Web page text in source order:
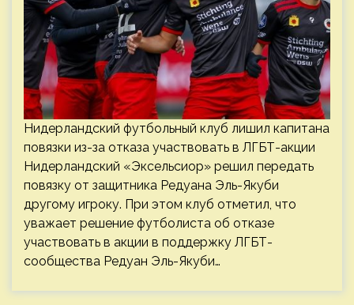
Нидерландский футбольный клуб лишил капитана
повязки из-за отказа участвовать в ЛГБТ-акции
Нидерландский «Эксельсиор» решил передать
повязку от защитника Редуана Эль-Якуби
другому игроку. При этом клуб отметил, что
уважает решение футболиста об отказе
участвовать в акции в поддержку ЛГБТ-
сообщества Редуан Эль-Якуби…